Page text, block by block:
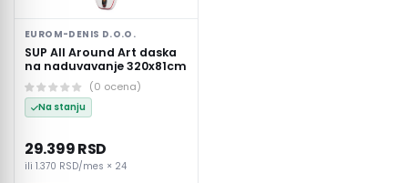
EUROM-DENIS D.O.O.
SUP All Around Art daska
na naduvavanje 320x81cm
(0 ocena)
Na stanju
29.399 RSD
ili 1.370 RSD/mes × 24